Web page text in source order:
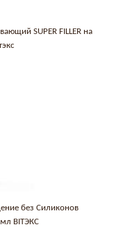
SUPER FILLER на
без Силиконов
BITЭКС